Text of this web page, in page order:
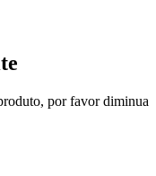
por favor diminua